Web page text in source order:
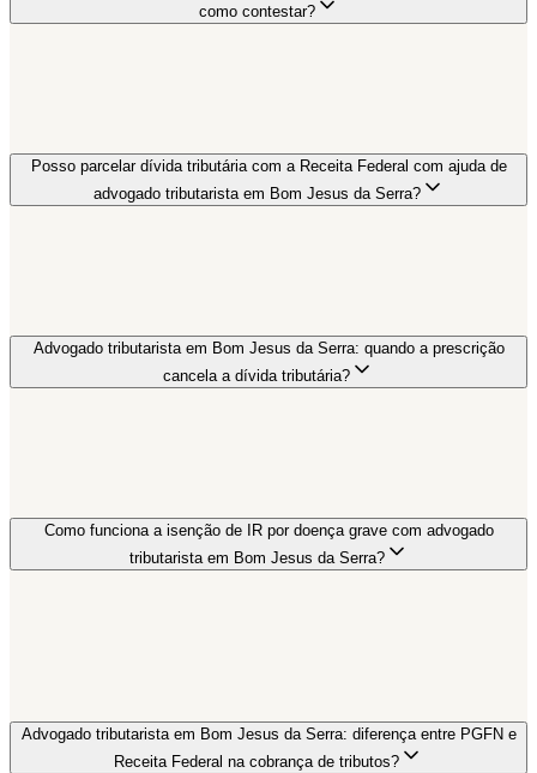
como contestar?
Posso parcelar dívida tributária com a Receita Federal com ajuda de
advogado tributarista em Bom Jesus da Serra?
Advogado tributarista em Bom Jesus da Serra: quando a prescrição
cancela a dívida tributária?
Como funciona a isenção de IR por doença grave com advogado
tributarista em Bom Jesus da Serra?
Advogado tributarista em Bom Jesus da Serra: diferença entre PGFN e
Receita Federal na cobrança de tributos?